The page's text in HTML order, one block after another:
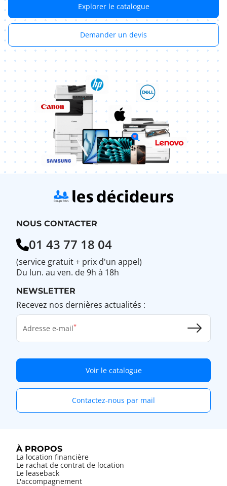
Explorer le catalogue
Demander un devis
NOUS CONTACTER
01 43 77 18 04
(service gratuit + prix d'un appel)
Du lun. au ven. de 9h à 18h
NEWSLETTER
Recevez nos dernières actualités :
Adresse e-mail
Voir le catalogue
Contactez-nous par mail
À PROPOS
La location financière
Le rachat de contrat de location
Le leaseback
L'accompagnement